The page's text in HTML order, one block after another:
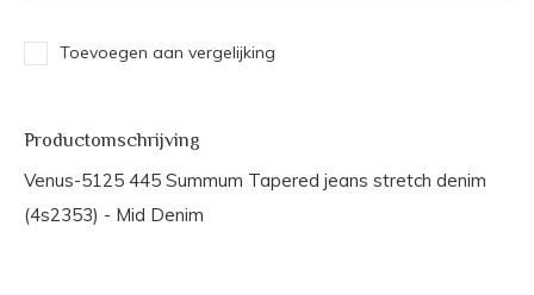
Toevoegen aan vergelijking
Productomschrijving
Venus-5125 445 Summum Tapered jeans stretch denim
(4s2353) - Mid Denim